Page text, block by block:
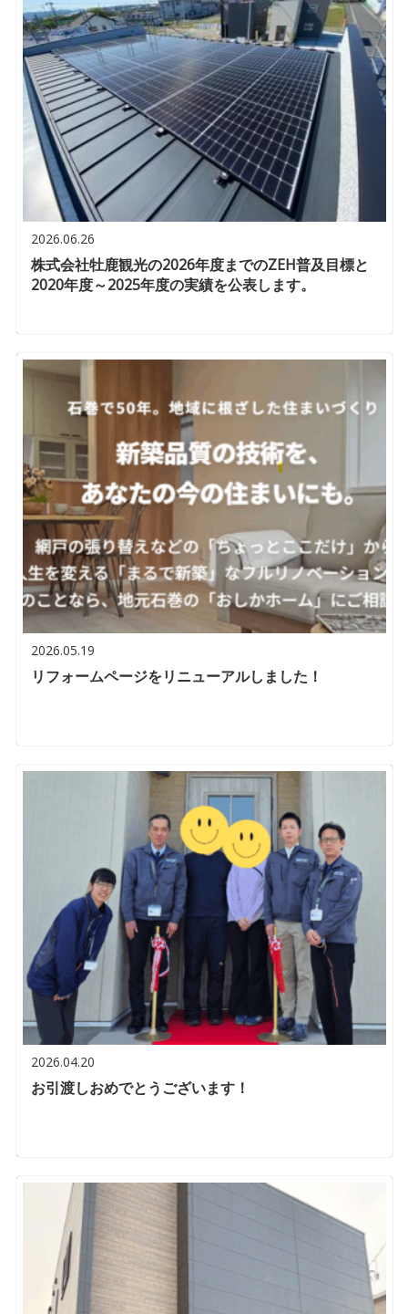
2026.06.26
株式会社牡鹿観光の2026年度までのZEH普及目標と
2020年度～2025年度の実績を公表します。
2026.05.19
リフォームページをリニューアルしました！
2026.04.20
お引渡しおめでとうございます！